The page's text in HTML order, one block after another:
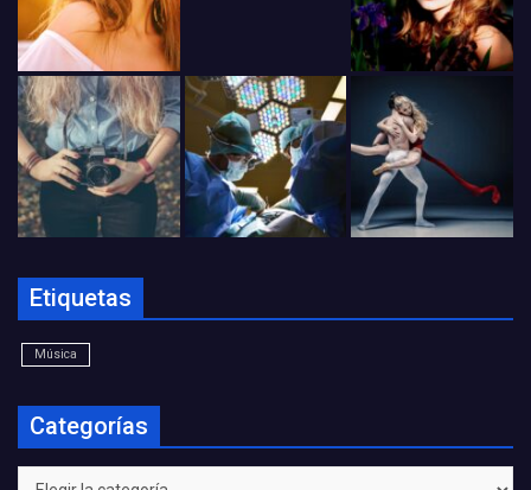
Etiquetas
Música
Categorías
Categorías